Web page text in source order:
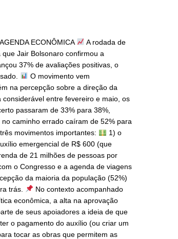
ECONÔMICA
A rodada de
Jair Bolsonaro confirmou a
37% de avaliações positivas, o
O movimento vem
na percepção sobre a direção da
entre fevereiro e maio, os
passaram de 33% para 38%,
caminho errado caíram de 52% para
movimentos importantes:
1) o
emergencial de R$ 600 (que
de 21 milhões de pessoas por
o Congresso e a agenda de viagens
da maioria da população (52%)
trás.
No contexto acompanhado
econômica, a alta na aprovação
de seus apoiadores a ideia de que
o pagamento do auxílio (ou criar um
tocar as obras que permitem as